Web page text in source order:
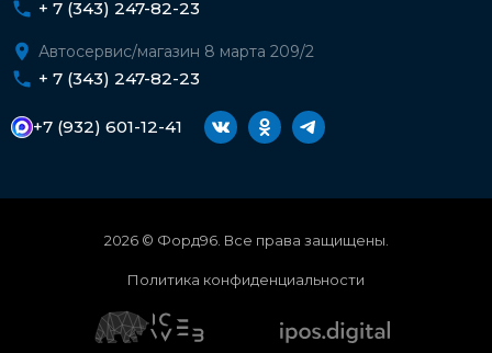
+ 7 (343) 247-82-23
Автосервис/магазин 8 марта 209/2
+ 7 (343) 247-82-23
+7 (932) 601-12-41
2026 © Форд96. Все права защищены.
Политика конфиденциальности